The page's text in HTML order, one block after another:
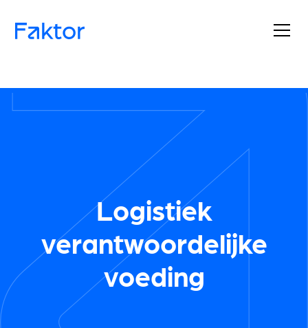
Logistiek
verantwoordelijke
voeding